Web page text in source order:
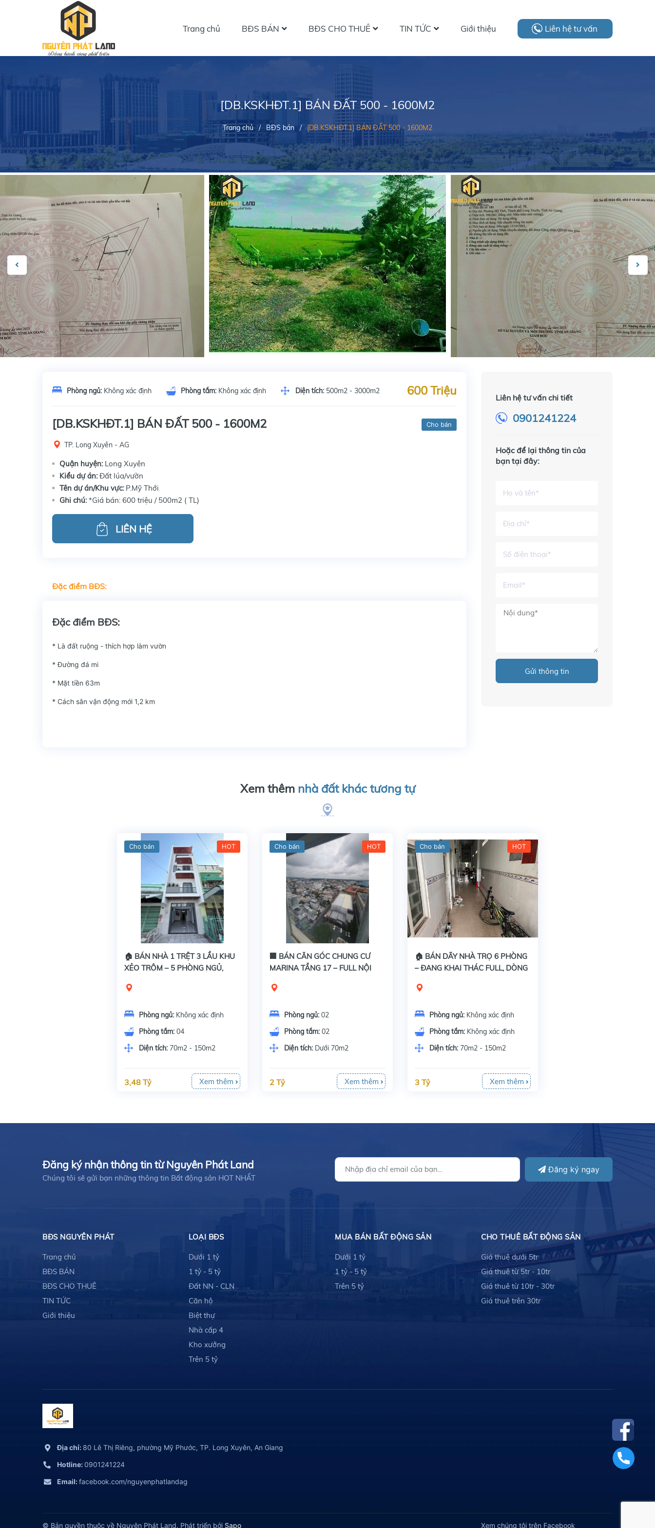
Trang chủ BĐS BÁN BĐS CHO THUÊ TIN TỨC Giới thiệu Liên hệ tư vấn
[DB.KSKHĐT.1] BÁN ĐẤT 500 - 1600M2
Trang chủ / BĐS bán / [DB.KSKHĐT.1] BÁN ĐẤT 500 - 1600M2
Phòng ngủ: Không xác định Phòng tắm: Không xác định Diện tích: 500m2 - 3000m2 600 Triệu
[DB.KSKHĐT.1] BÁN ĐẤT 500 - 1600M2 Cho bán
TP. Long Xuyên - AG
Quận huyện: Long Xuyên
Kiểu dự án:Đất lúa/vườn
Tên dự án/Khu vực: P.Mỹ Thới
Ghi chú:*Giá bán: 600 triệu / 500m2 ( TL)
LIÊN HỆ
Đặc điểm BĐS:
Đặc điểm BĐS:
* Là đất ruộng - thích hợp làm vườn
* Đường đá mi
* Mặt tiền 63m
* Cách sân vận động mới 1,2 km
Liên hệ tư vấn chi tiết
0901241224
Hoặc để lại thông tin của
bạn tại đây:
Gửi thông tin
Xem thêm nhà đất khác tương tự
Cho bán HOT
🏠 BÁN NHÀ 1 TRỆT 3 LẦU KHU
XẺO TRÔM – 5 PHÒNG NGỦ,
Phòng ngủ: Không xác định
Phòng tắm: 04
Diện tích: 70m2 - 150m2
3,48 Tỷ Xem thêm
Cho bán HOT
🏢 BÁN CĂN GÓC CHUNG CƯ
MARINA TẦNG 17 – FULL NỘI
Phòng ngủ: 02
Phòng tắm: 02
Diện tích: Dưới 70m2
2 Tỷ Xem thêm
Cho bán HOT
🏠 BÁN DÃY NHÀ TRỌ 6 PHÒNG
– ĐANG KHAI THÁC FULL, DÒNG
Phòng ngủ: Không xác định
Phòng tắm: Không xác định
Diện tích: 70m2 - 150m2
3 Tỷ Xem thêm
Đăng ký nhận thông tin từ Nguyên Phát Land
Chúng tôi sẽ gửi bạn những thông tin Bất động sản HOT NHẤT
Đăng ký ngay
BĐS NGUYÊN PHÁT
Trang chủ
BĐS BÁN
BĐS CHO THUÊ
TIN TỨC
Giới thiệu
LOẠI BĐS
Dưới 1 tỷ
1 tỷ - 5 tỷ
Đất NN - CLN
Căn hộ
Biệt thự
Nhà cấp 4
Kho xưởng
Trên 5 tỷ
MUA BÁN BẤT ĐỘNG SẢN
Dưới 1 tỷ
1 tỷ - 5 tỷ
Trên 5 tỷ
CHO THUÊ BẤT ĐỘNG SẢN
Giá thuê dưới 5tr
Giá thuê từ 5tr - 10tr
Giá thuê từ 10tr - 30tr
Giá thuê trên 30tr
Địa chỉ: 80 Lê Thị Riêng, phường Mỹ Phước, TP. Long Xuyên, An Giang
Hotline: 0901241224
Email:facebook.com/nguyenphatlandag
© Bản quyền thuộc về Nguyên Phát Land. Phát triển bởi Sapo Xem chúng tôi trên Facebook